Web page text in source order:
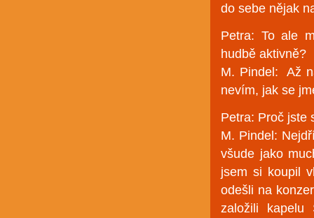
do sebe nějak
Petra: To ale
hudbě aktivně?
M. Pindel: Až
nevím, jak se
Petra: Proč jste
M. Pindel:
všude jako
jsem si koupil
odešli na
založili kapelu